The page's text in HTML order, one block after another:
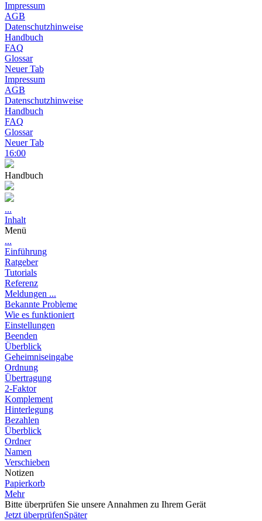
Impressum
AGB
Datenschutzhinweise
Handbuch
FAQ
Glossar
Neuer Tab
Impressum
AGB
Datenschutzhinweise
Handbuch
FAQ
Glossar
Neuer Tab
16:00
Handbuch
...
Inhalt
Menü
...
Einführung
Ratgeber
Tutorials
Referenz
Meldungen ...
Bekannte Probleme
Wie es funktioniert
Einstellungen
Beenden
Überblick
Geheimniseingabe
Ordnung
Übertragung
2-Faktor
Komplement
Hinterlegung
Bezahlen
Überblick
Ordner
Namen
Verschieben
Notizen
Papierkorb
Mehr
Bitte überprüfen Sie unsere Annahmen zu Ihrem Gerät
Jetzt überprüfenSpäter